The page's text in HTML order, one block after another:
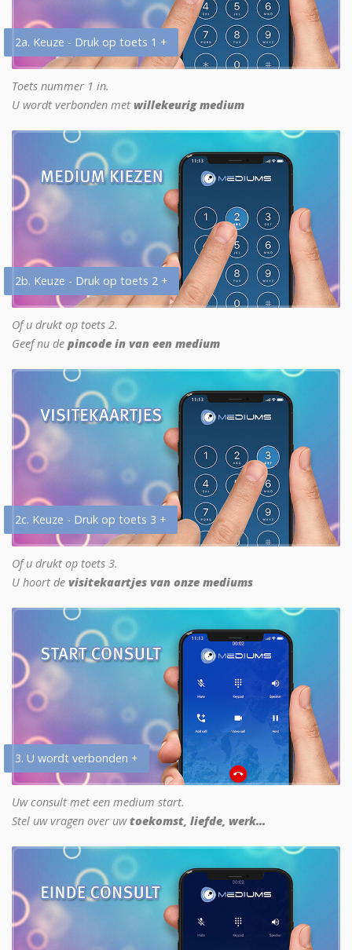
2a. Keuze - Druk op toets 1 +
Toets nummer 1 in.
U wordt verbonden met willekeurig medium
2b. Keuze - Druk op toets 2 +
Of u drukt op toets 2.
Geef nu de pincode in van een medium
2c. Keuze - Druk op toets 3 +
Of u drukt op toets 3.
U hoort de visitekaartjes van onze mediums
3. U wordt verbonden +
Uw consult met een medium start.
Stel uw vragen over uwtoekomst, liefde, werk...